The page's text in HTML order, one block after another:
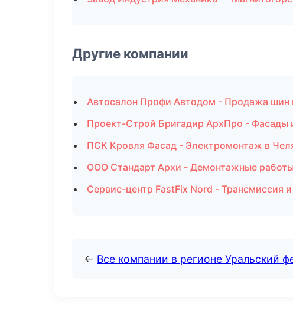
Другие компании
Автосалон Профи Автодом - Продажа шин
Проект-Строй Бригадир АрхПро - Фасады
ПСК Кровля Фасад - Электромонтаж в
ООО Стандарт Архи - Демонтажные работы
Сервис-центр FastFix Nord - Трансмиссия
← Все компании в регионе Уральский